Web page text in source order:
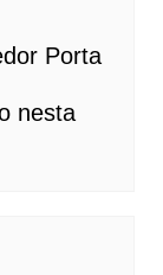
Porta
nesta